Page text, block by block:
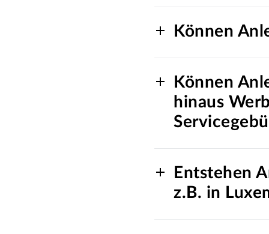
Können
Können
hinaus
Entstehen
z.B. in